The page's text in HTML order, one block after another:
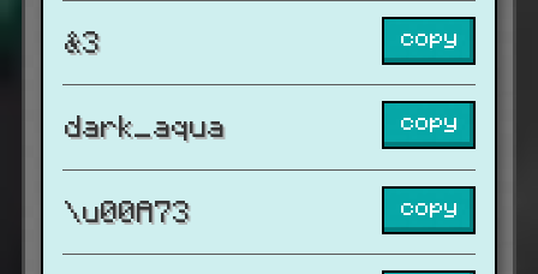
&3 copy
dark_aqua copy
\u00A73 copy